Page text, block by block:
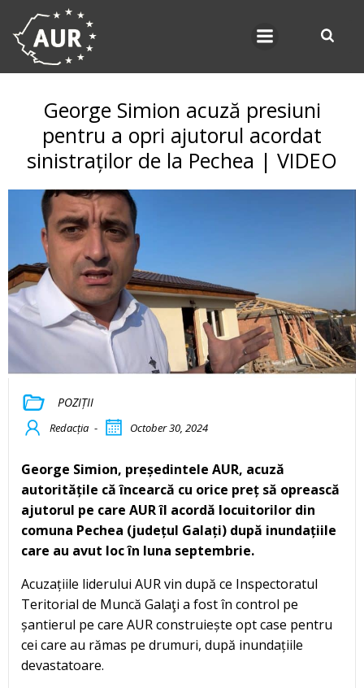
George Simion acuză presiuni
pentru a opri ajutorul acordat
sinistraților de la Pechea | VIDEO
POZIȚII
Redacția - October 30, 2024
George Simion, președintele AUR, acuză
autoritățile că încearcă cu orice preț să oprească
ajutorul pe care AUR îl acordă locuitorilor din
comuna Pechea (județul Galați) după inundațiile
care au avut loc în luna septembrie.
Acuzațiile liderului AUR vin după ce Inspectoratul
Teritorial de Muncă Galaţi a fost în control pe
șantierul pe care AUR construiește opt case pentru
cei care au rămas pe drumuri, după inundațiile
devastatoare.